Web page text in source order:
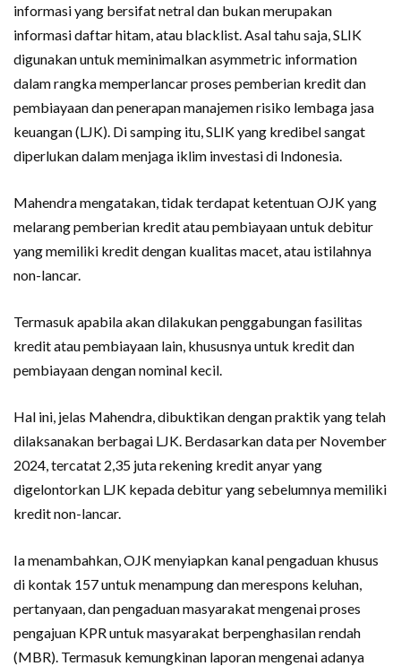
informasi yang bersifat netral dan bukan merupakan
informasi daftar hitam, atau blacklist. Asal tahu saja, SLIK
digunakan untuk meminimalkan asymmetric information
dalam rangka memperlancar proses pemberian kredit dan
pembiayaan dan penerapan manajemen risiko lembaga jasa
keuangan (LJK). Di samping itu, SLIK yang kredibel sangat
diperlukan dalam menjaga iklim investasi di Indonesia.
Mahendra mengatakan, tidak terdapat ketentuan OJK yang
melarang pemberian kredit atau pembiayaan untuk debitur
yang memiliki kredit dengan kualitas macet, atau istilahnya
non-lancar.
Termasuk apabila akan dilakukan penggabungan fasilitas
kredit atau pembiayaan lain, khususnya untuk kredit dan
pembiayaan dengan nominal kecil.
Hal ini, jelas Mahendra, dibuktikan dengan praktik yang telah
dilaksanakan berbagai LJK. Berdasarkan data per November
2024, tercatat 2,35 juta rekening kredit anyar yang
digelontorkan LJK kepada debitur yang sebelumnya memiliki
kredit non-lancar.
Ia menambahkan, OJK menyiapkan kanal pengaduan khusus
di kontak 157 untuk menampung dan merespons keluhan,
pertanyaan, dan pengaduan masyarakat mengenai proses
pengajuan KPR untuk masyarakat berpenghasilan rendah
(MBR). Termasuk kemungkinan laporan mengenai adanya